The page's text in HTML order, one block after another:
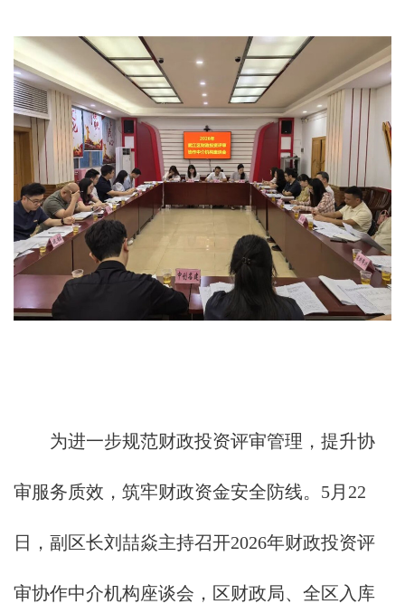
为进一步规范财政投资评审管理，提升协
审服务质效，筑牢财政资金安全防线。5月22
日，副区长刘喆焱主持召开2026年财政投资评
审协作中介机构座谈会，区财政局、全区入库